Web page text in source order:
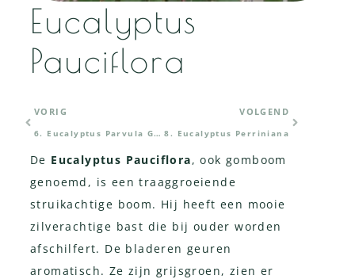
Eucalyptus
Pauciflora
VORIG
6. Eucalyptus Parvula Groen
VOLGEND
8. Eucalyptus Perriniana
De Eucalyptus Pauciflora, ook gomboom
genoemd, is een traaggroeiende
struikachtige boom. Hij heeft een mooie
zilverachtige bast die bij ouder worden
afschilfert. De bladeren geuren
aromatisch. Ze zijn grijsgroen, zien er